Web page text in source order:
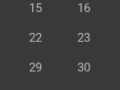
15 16
22 23
29 30